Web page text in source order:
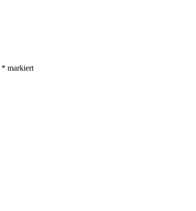
* markiert